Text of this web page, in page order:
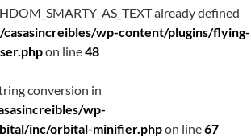
already defined
wp-content/plugins/flying-
on line48
conversion in
wp-
inc/orbital-minifier.phpon line67